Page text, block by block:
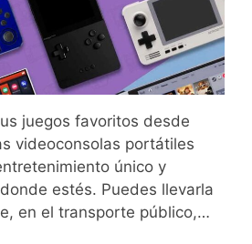
juegos favoritos desde
videoconsolas portátiles
único y
estés. Puedes llevarla
en el transporte público,…